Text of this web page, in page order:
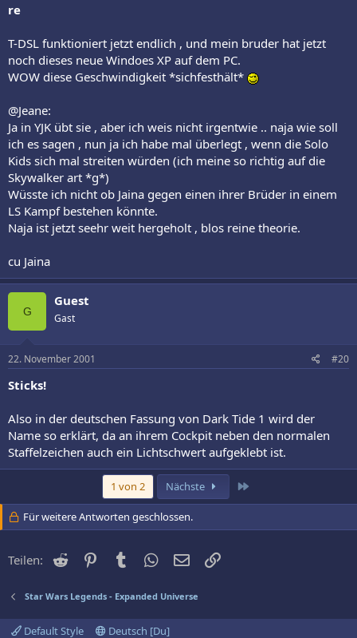
re
T-DSL funktioniert jetzt endlich , und mein bruder hat jetzt
noch dieses neue Windoes XP auf dem PC.
WOW diese Geschwindigkeit *sichfesthält*
@Jeane:
Ja in YJK übt sie , aber ich weis nicht irgentwie .. naja wie soll
ich es sagen , nun ja ich habe mal überlegt , wenn die Solo
Kids sich mal streiten würden (ich meine so richtig auf die
Skywalker art *g*)
Wüsste ich nicht ob Jaina gegen einen ihrer Brüder in einem
LS Kampf bestehen könnte.
Naja ist jetzt seehr weit hergeholt , blos reine theorie.
cu Jaina
G
Guest
Gast
22. November 2001 #20
Sticks!
Also in der deutschen Fassung von Dark Tide 1 wird der
Name so erklärt, da an ihrem Cockpit neben den normalen
Staffelzeichen auch ein Lichtschwert aufgeklebt ist.
1 von 2 Nächste
Für weitere Antworten geschlossen.
Teilen: Reddit PinterestTumblr WhatsApp
E-Mail
Star Wars Legends - Expanded Universe
Default Style Deutsch [Du]